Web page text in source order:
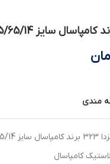
مندی
- دو حلقه
لاستیک کامپاسال